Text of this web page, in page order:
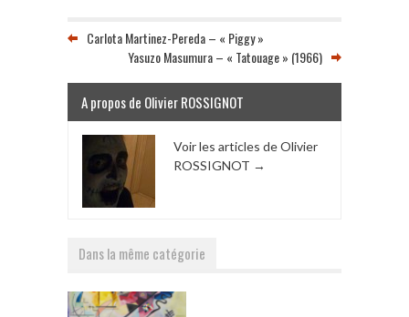
Carlota Martinez-Pereda – « Piggy »
Yasuzo Masumura – « Tatouage » (1966)
A propos de Olivier ROSSIGNOT
Voir les articles de Olivier
ROSSIGNOT →
Dans la même catégorie